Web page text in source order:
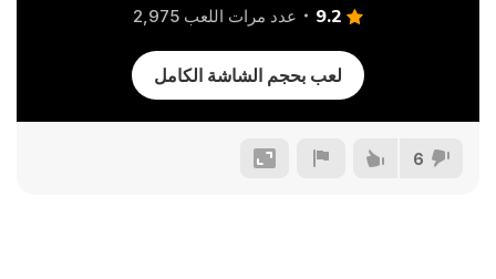
9.2 عدد مرات اللعب 2,975
لعب بحجم الشاشة الكامل
6